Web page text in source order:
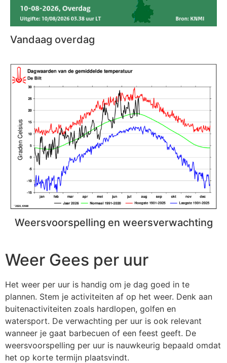
Vandaag overdag
Weersvoorspelling en weersverwachting
Weer Gees per uur
Het weer per uur is handig om je dag goed in te
plannen. Stem je activiteiten af op het weer. Denk aan
buitenactiviteiten zoals hardlopen, golfen en
watersport. De verwachting per uur is ook relevant
wanneer je gaat barbecuen of een feest geeft. De
weersvoorspelling per uur is nauwkeurig bepaald omdat
het op korte termijn plaatsvindt.